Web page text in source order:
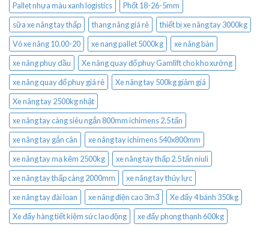
Pallet nhựa màu xanh logistics
Phốt 18-26-5mm
sữa xe nâng tay thấp
thang nâng giá rẻ
thiết bị xe nâng tay 3000kg
Vỏ xe nâng 10.00-20
xe nang pallet 5000kg
xe nâng bàn
xe nâng phuy dầu
Xe nâng quay đổ phuy Gamlift cho kho xưởng
xe nâng quay đổ phuy giá rẻ
Xe nâng tay 500kg giảm giá
Xe nâng tay 2500kg nhật
xe nâng tay càng siêu ngắn 800mm ichimens 2.5 tấn
xe nâng tay gắn cân
xe nâng tay ichimens 540x800mm
xe nâng tay mạ kẽm 2500kg
xe nâng tay thấp 2.5 tấn niuli
xe nâng tay thấp càng 2000mm
xe nâng tay thủy lực
xe nâng tay đài loan
xe nâng điện cao 3m3
Xe đẩy 4 bánh 350kg
Xe đẩy hàng tiết kiệm sức lao động
xe đẩy phong thạnh 600kg